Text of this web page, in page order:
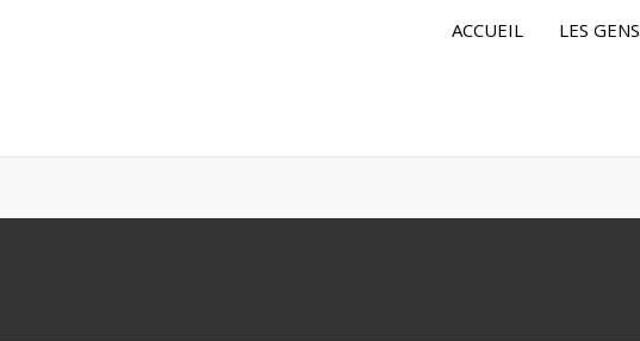
ACCUEIL LES GENS